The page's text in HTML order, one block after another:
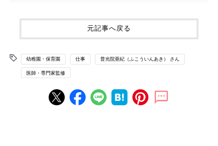
元記事へ戻る
幼稚園・保育園 仕事 普光院亜紀（ふこういんあき） さん
医師・専門家監修